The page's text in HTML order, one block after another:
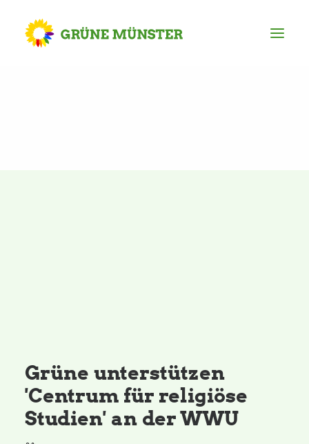
Grünes Zentrum
Grüne unterstützen
'Centrum für religiöse
Studien' an der WWU